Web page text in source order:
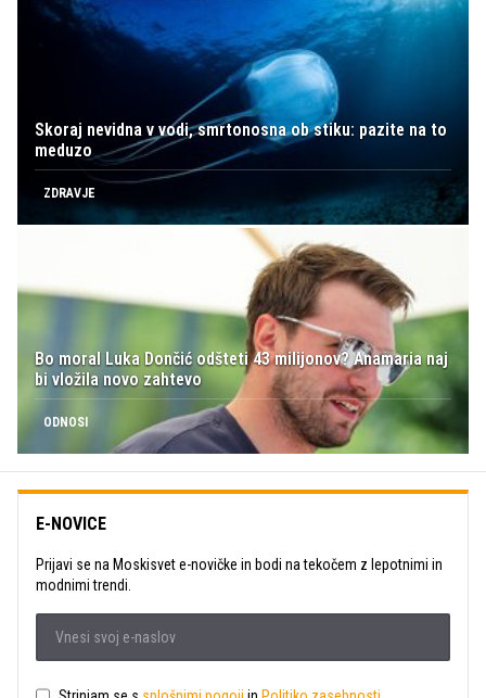
Skoraj nevidna v vodi, smrtonosna ob stiku: pazite na to
meduzo
ZDRAVJE
Bo moral Luka Dončić odšteti 43 milijonov? Anamaria naj
bi vložila novo zahtevo
ODNOSI
E-NOVICE
Prijavi se na Moskisvet e-novičke in bodi na tekočem z lepotnimi in
modnimi trendi.